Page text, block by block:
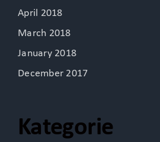
April 2018
March 2018
January 2018
December 2017
Kategorie